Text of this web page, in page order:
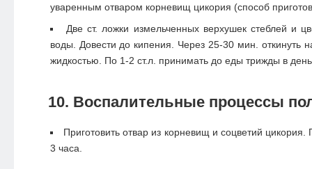
уваренным отваром корневищ цикория (способ
Две ст. ложки измельченных верхушек стеблей и
воды. Довести до кипения. Через 25-30 мин. откинуть
жидкостью. По 1-2 ст.л. принимать до еды трижды в
10. Воспалительные процессы
Приготовить отвар из корневищ и соцветий
3 часа.